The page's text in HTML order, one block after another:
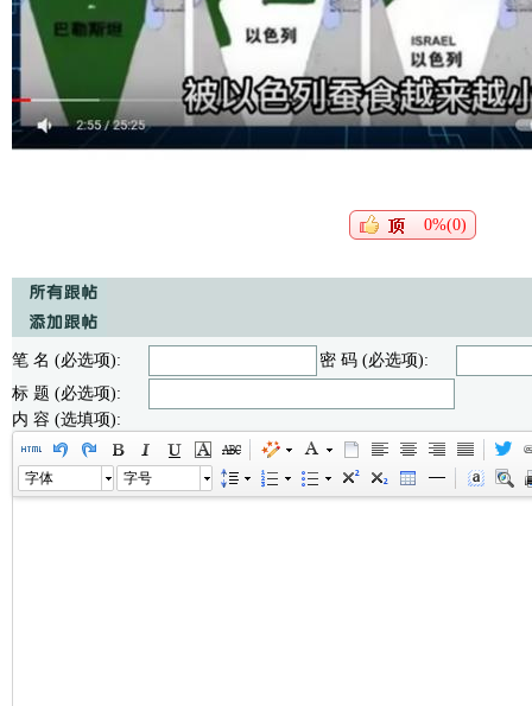
0%(0)
笔 名 (必选项):
密 码 (必选项):
标 题 (必选项):
内 容 (选填项):
字体 字号